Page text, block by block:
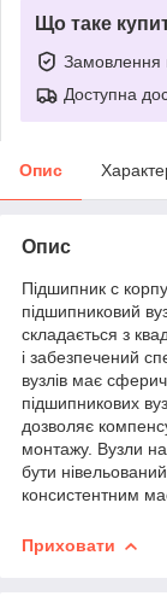
Що таке
Замовлення
Доступна
Опис
Опис
Підшипник c
підшипниковий
складається з
і забезпечений
вузлів має
підшипникових
дозволяє
монтажу. Вузли
бути
консистентним
Приховати